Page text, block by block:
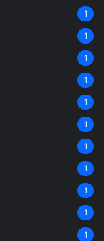
1
1
1
1
1
1
1
1
1
1
1